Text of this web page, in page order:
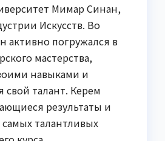
Мимар Синан,
Искусств. Во
активно погружался в
мастерства,
навыками и
свой талант. Керем
результаты и
талантливых